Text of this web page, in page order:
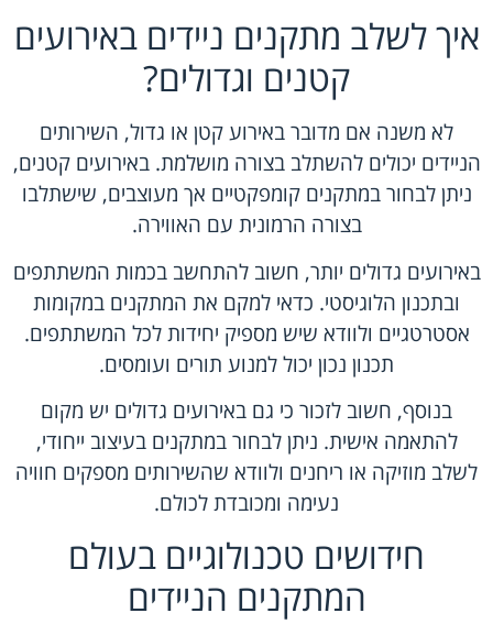
איך לשלב מתקנים ניידים באירועים
קטנים וגדולים?
לא משנה אם מדובר באירוע קטן או גדול, השירותים
הניידים יכולים להשתלב בצורה מושלמת. באירועים קטנים,
ניתן לבחור במתקנים קומפקטיים אך מעוצבים, שישתלבו
בצורה הרמונית עם האווירה.
באירועים גדולים יותר, חשוב להתחשב בכמות המשתתפים
ובתכנון הלוגיסטי. כדאי למקם את המתקנים במקומות
אסטרטגיים ולוודא שיש מספיק יחידות לכל המשתתפים.
תכנון נכון יכול למנוע תורים ועומסים.
בנוסף, חשוב לזכור כי גם באירועים גדולים יש מקום
להתאמה אישית. ניתן לבחור במתקנים בעיצוב ייחודי,
לשלב מוזיקה או ריחנים ולוודא שהשירותים מספקים חוויה
נעימה ומכובדת לכולם.
חידושים טכנולוגיים בעולם
המתקנים הניידים